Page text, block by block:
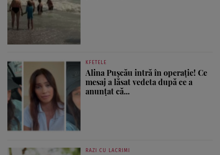
KFETELE
Alina Pușcău intră în operație! Ce
mesaj a lăsat vedeta după ce a
anunțat că...
RAZI CU LACRIMI